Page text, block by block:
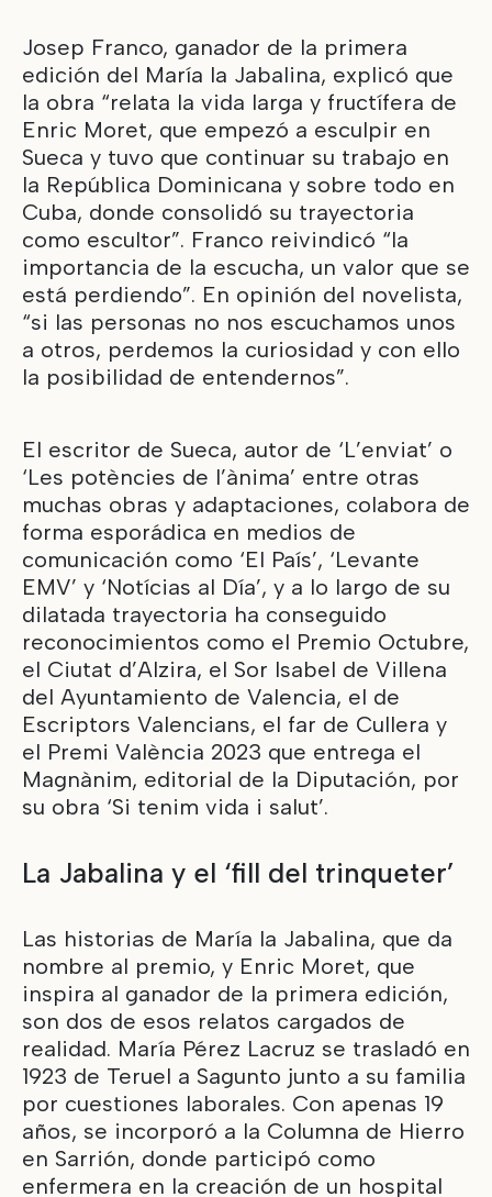
Josep Franco, ganador de la primera
edición del María la Jabalina, explicó que
la obra “relata la vida larga y fructífera de
Enric Moret, que empezó a esculpir en
Sueca y tuvo que continuar su trabajo en
la República Dominicana y sobre todo en
Cuba, donde consolidó su trayectoria
como escultor”. Franco reivindicó “la
importancia de la escucha, un valor que se
está perdiendo”. En opinión del novelista,
“si las personas no nos escuchamos unos
a otros, perdemos la curiosidad y con ello
la posibilidad de entendernos”.
El escritor de Sueca, autor de ‘L’enviat’ o
‘Les potències de l’ànima’ entre otras
muchas obras y adaptaciones, colabora de
forma esporádica en medios de
comunicación como ‘El País’, ‘Levante
EMV’ y ‘Notícias al Día’, y a lo largo de su
dilatada trayectoria ha conseguido
reconocimientos como el Premio Octubre,
el Ciutat d’Alzira, el Sor Isabel de Villena
del Ayuntamiento de Valencia, el de
Escriptors Valencians, el far de Cullera y
el Premi València 2023 que entrega el
Magnànim, editorial de la Diputación, por
su obra ‘Si tenim vida i salut’.
La Jabalina y el ‘fill del trinqueter’
Las historias de María la Jabalina, que da
nombre al premio, y Enric Moret, que
inspira al ganador de la primera edición,
son dos de esos relatos cargados de
realidad. María Pérez Lacruz se trasladó en
1923 de Teruel a Sagunto junto a su familia
por cuestiones laborales. Con apenas 19
años, se incorporó a la Columna de Hierro
en Sarrión, donde participó como
enfermera en la creación de un hospital